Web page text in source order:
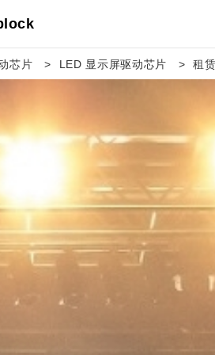
芯片 LED 显示屏驱动芯片 租